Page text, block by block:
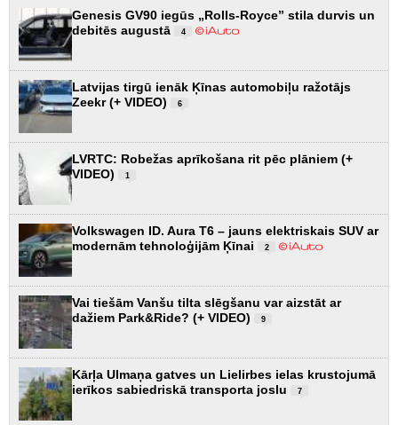
Genesis GV90 iegūs „Rolls-Royce” stila durvis un
debitēs augustā
4
Latvijas tirgū ienāk Ķīnas automobiļu ražotājs
Zeekr (+ VIDEO)
6
LVRTC: Robežas aprīkošana rit pēc plāniem (+
VIDEO)
1
Volkswagen ID. Aura T6 – jauns elektriskais SUV ar
modernām tehnoloģijām Ķīnai
2
Vai tiešām Vanšu tilta slēgšanu var aizstāt ar
dažiem Park&Ride? (+ VIDEO)
9
Kārļa Ulmaņa gatves un Lielirbes ielas krustojumā
ierīkos sabiedriskā transporta joslu
7